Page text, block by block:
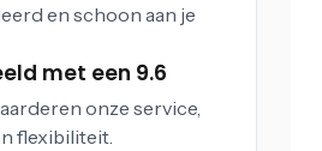
en schoon aan je
met een 9.6
onze service,
flexibiliteit.